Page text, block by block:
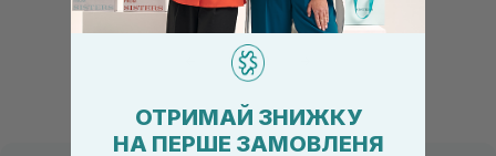
1 2
ОТРИМАЙ ЗНИЖКУ
НА ПЕРШЕ ЗАМОВЛЕНЯ